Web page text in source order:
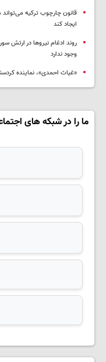
قانون چارچوب ترکیه می‌تواند
ایجاد کند
روند ادغام نیروها در ارتش
وجود ندارد
«غیاث احمدی»، نماینده
ما را در شبکه های